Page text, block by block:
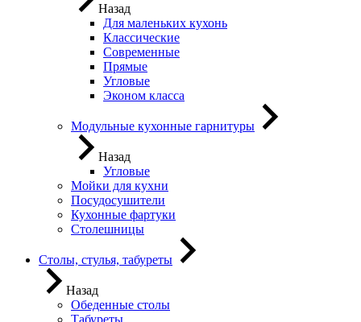
Назад
Для маленьких кухонь
Классические
Современные
Прямые
Угловые
Эконом класса
Модульные кухонные гарнитуры
Назад
Угловые
Мойки для кухни
Посудосушители
Кухонные фартуки
Столешницы
Столы, стулья, табуреты
Назад
Обеденные столы
Табуреты